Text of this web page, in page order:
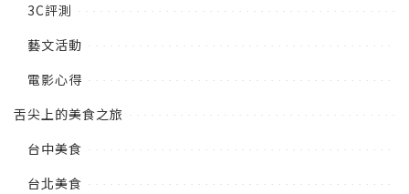
3C評測
藝文活動
電影心得
舌尖上的美食之旅
台中美食
台北美食